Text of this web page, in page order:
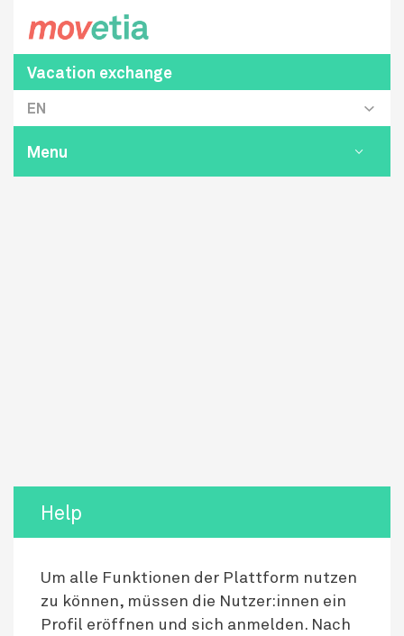
Vacation exchange
EN
Toggle
Menu
Help
Um alle Funktionen der Plattform nutzen
zu können, müssen die Nutzer:innen ein
Profil eröffnen und sich anmelden. Nach